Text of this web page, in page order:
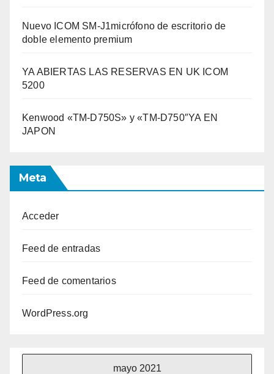
Nuevo ICOM SM-J1micrófono de escritorio de
doble elemento premium
YA ABIERTAS LAS RESERVAS EN UK ICOM
5200
Kenwood «TM-D750S» y «TM-D750″YA EN
JAPON
Meta
Acceder
Feed de entradas
Feed de comentarios
WordPress.org
mayo 2021